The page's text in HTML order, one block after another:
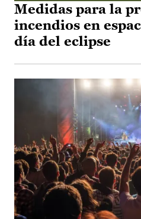
Medidas para la
incendios en
día del eclipse